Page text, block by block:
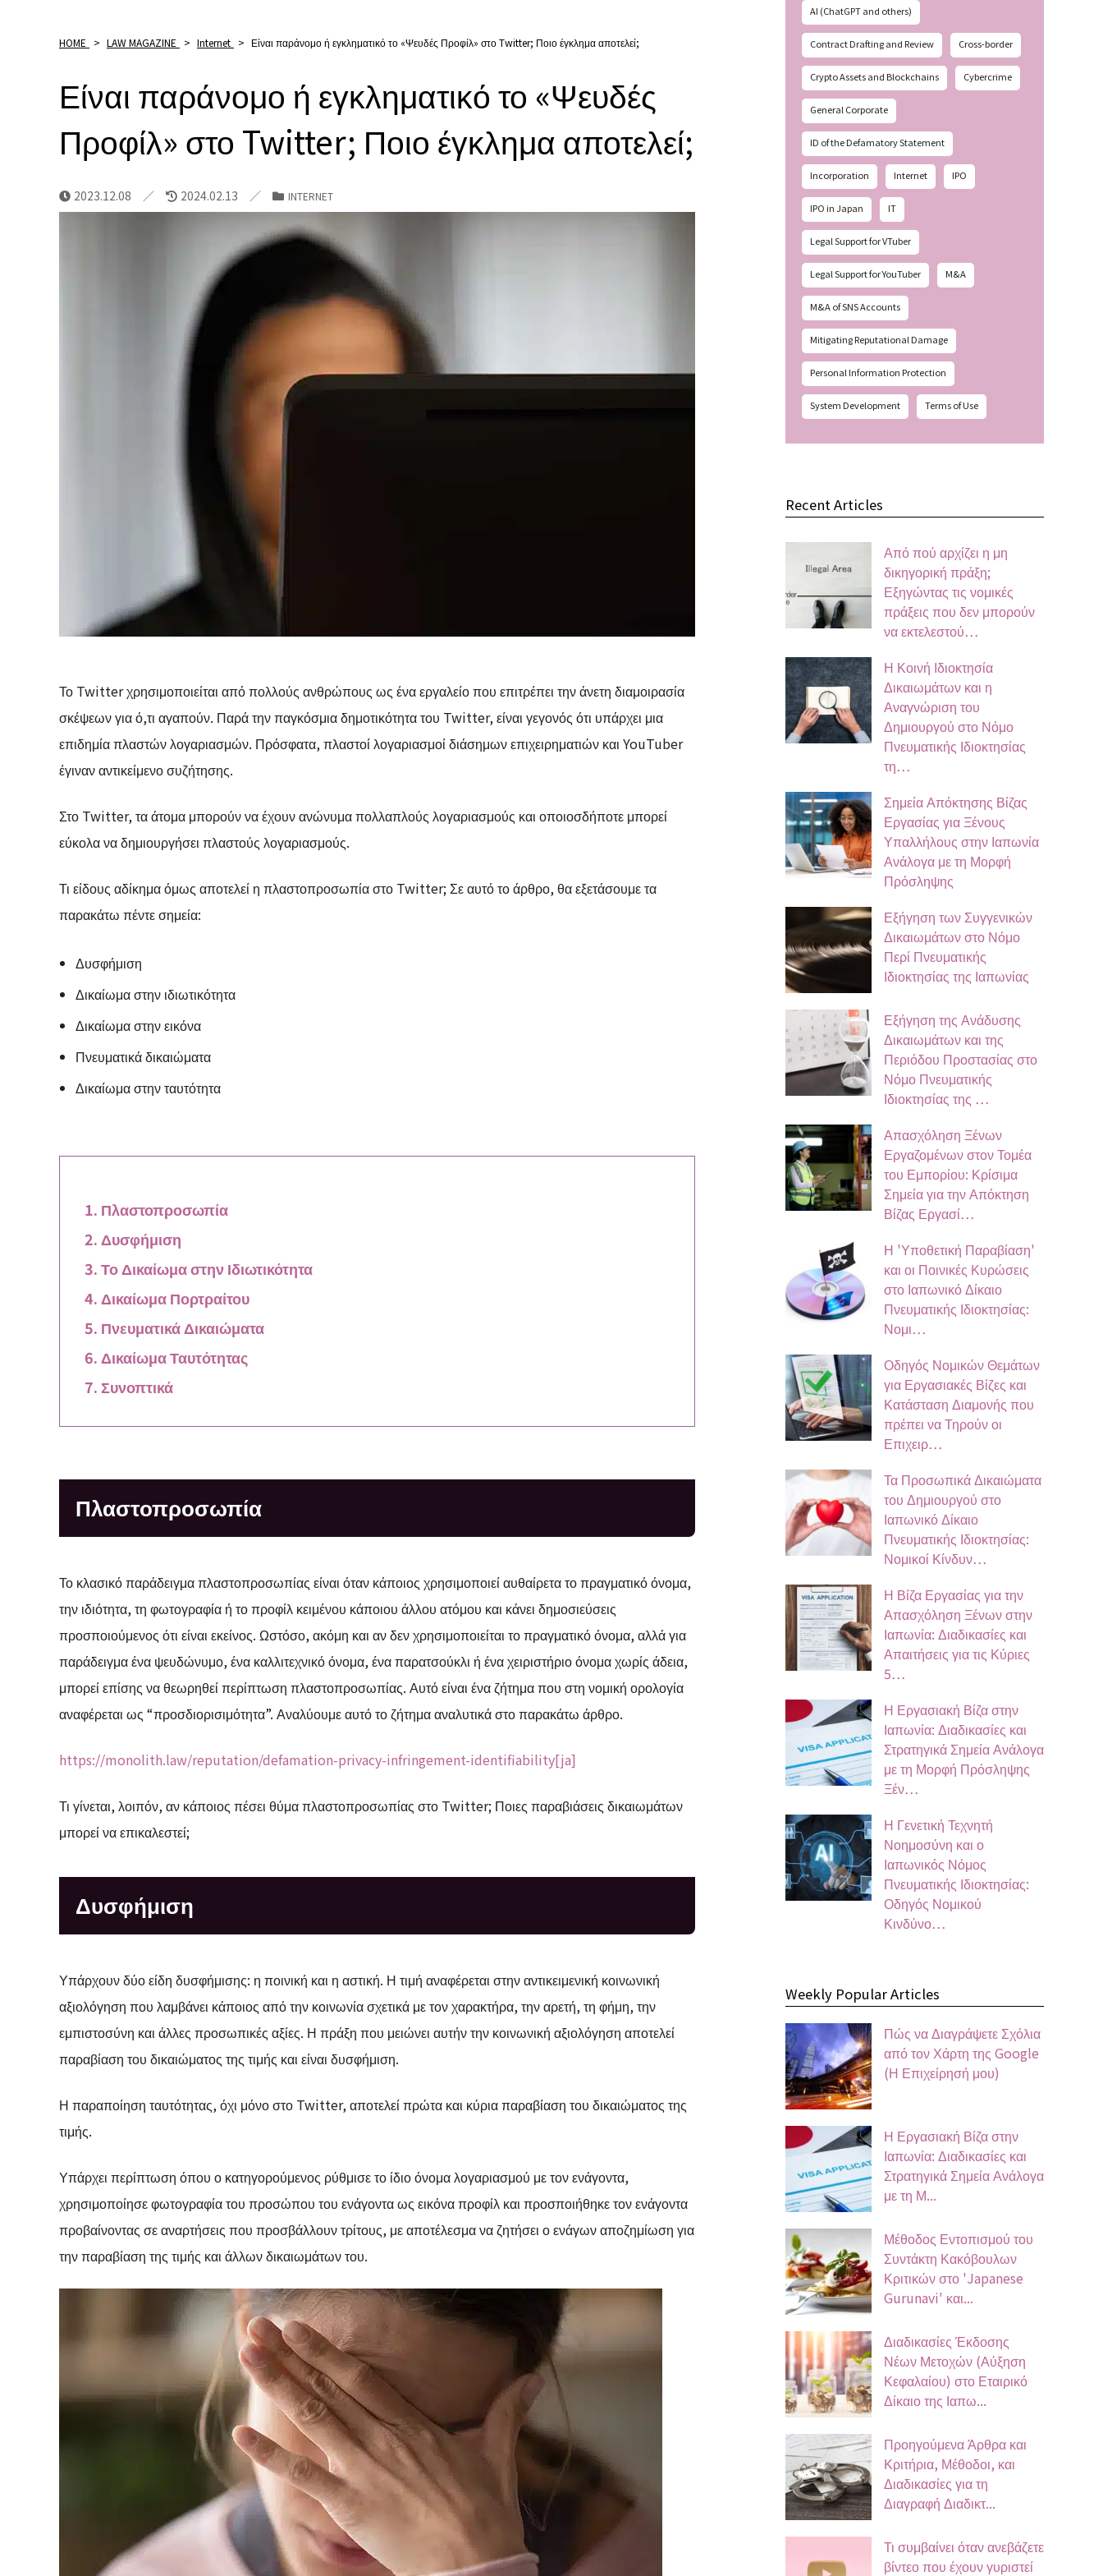
HOME > LAW MAGAZINE > Internet > Είναι παράνομο ή εγκληματικό το «Ψευδές Προφίλ» στο Twitter; Ποιο έγκλημα αποτελεί;
Είναι παράνομο ή εγκληματικό το «Ψευδές
Προφίλ» στο Twitter; Ποιο έγκλημα αποτελεί;
2023.12.08 2024.02.13 INTERNET
Το Twitter χρησιμοποιείται από πολλούς ανθρώπους ως ένα εργαλείο που επιτρέπει την άνετη διαμοιρασία
σκέψεων για ό,τι αγαπούν. Παρά την παγκόσμια δημοτικότητα του Twitter, είναι γεγονός ότι υπάρχει μια
επιδημία πλαστών λογαριασμών. Πρόσφατα, πλαστοί λογαριασμοί διάσημων επιχειρηματιών και YouTuber
έγιναν αντικείμενο συζήτησης.
Στο Twitter, τα άτομα μπορούν να έχουν ανώνυμα πολλαπλούς λογαριασμούς και οποιοσδήποτε μπορεί
εύκολα να δημιουργήσει πλαστούς λογαριασμούς.
Τι είδους αδίκημα όμως αποτελεί η πλαστοπροσωπία στο Twitter; Σε αυτό το άρθρο, θα εξετάσουμε τα
παρακάτω πέντε σημεία:
Δυσφήμιση
Δικαίωμα στην ιδιωτικότητα
Δικαίωμα στην εικόνα
Πνευματικά δικαιώματα
Δικαίωμα στην ταυτότητα
Πλαστοπροσωπία
Δυσφήμιση
Το Δικαίωμα στην Ιδιωτικότητα
Δικαίωμα Πορτραίτου
Πνευματικά Δικαιώματα
Δικαίωμα Ταυτότητας
Συνοπτικά
Πλαστοπροσωπία
Το κλασικό παράδειγμα πλαστοπροσωπίας είναι όταν κάποιος χρησιμοποιεί αυθαίρετα το πραγματικό όνομα,
την ιδιότητα, τη φωτογραφία ή το προφίλ κειμένου κάποιου άλλου ατόμου και κάνει δημοσιεύσεις
προσποιούμενος ότι είναι εκείνος. Ωστόσο, ακόμη και αν δεν χρησιμοποιείται το πραγματικό όνομα, αλλά για
παράδειγμα ένα ψευδώνυμο, ένα καλλιτεχνικό όνομα, ένα παρατσούκλι ή ένα χειριστήριο όνομα χωρίς άδεια,
μπορεί επίσης να θεωρηθεί περίπτωση πλαστοπροσωπίας. Αυτό είναι ένα ζήτημα που στη νομική ορολογία
αναφέρεται ως “προσδιορισιμότητα”. Αναλύουμε αυτό το ζήτημα αναλυτικά στο παρακάτω άρθρο.
https://monolith.law/reputation/defamation-privacy-infringement-identifiability[ja]
Τι γίνεται, λοιπόν, αν κάποιος πέσει θύμα πλαστοπροσωπίας στο Twitter; Ποιες παραβιάσεις δικαιωμάτων
μπορεί να επικαλεστεί;
Δυσφήμιση
Υπάρχουν δύο είδη δυσφήμισης: η ποινική και η αστική. Η τιμή αναφέρεται στην αντικειμενική κοινωνική
αξιολόγηση που λαμβάνει κάποιος από την κοινωνία σχετικά με τον χαρακτήρα, την αρετή, τη φήμη, την
εμπιστοσύνη και άλλες προσωπικές αξίες. Η πράξη που μειώνει αυτήν την κοινωνική αξιολόγηση αποτελεί
παραβίαση του δικαιώματος της τιμής και είναι δυσφήμιση.
Η παραποίηση ταυτότητας, όχι μόνο στο Twitter, αποτελεί πρώτα και κύρια παραβίαση του δικαιώματος της
τιμής.
Υπάρχει περίπτωση όπου ο κατηγορούμενος ρύθμισε το ίδιο όνομα λογαριασμού με τον ενάγοντα,
χρησιμοποίησε φωτογραφία του προσώπου του ενάγοντα ως εικόνα προφίλ και προσποιήθηκε τον ενάγοντα
προβαίνοντας σε αναρτήσεις που προσβάλλουν τρίτους, με αποτέλεσμα να ζητήσει ο ενάγων αποζημίωση για
την παραβίαση της τιμής και άλλων δικαιωμάτων του.
AI (ChatGPT and others)
Contract Drafting and Review Cross-border
Crypto Assets and Blockchains Cybercrime
General Corporate
ID of the Defamatory Statement
Incorporation Internet IPO
IPO in Japan IT
Legal Support for VTuber
Legal Support for YouTuber M&A
M&A of SNS Accounts
Mitigating Reputational Damage
Personal Information Protection
System Development Terms of Use
Recent Articles
Από πού αρχίζει η μη
δικηγορική πράξη;
Εξηγώντας τις νομικές
πράξεις που δεν μπορούν
να εκτελεστού…
Η Κοινή Ιδιοκτησία
Δικαιωμάτων και η
Αναγνώριση του
Δημιουργού στο Νόμο
Πνευματικής Ιδιοκτησίας
τη…
Σημεία Απόκτησης Βίζας
Εργασίας για Ξένους
Υπαλλήλους στην Ιαπωνία
Ανάλογα με τη Μορφή
Πρόσληψης
Εξήγηση των Συγγενικών
Δικαιωμάτων στο Νόμο
Περί Πνευματικής
Ιδιοκτησίας της Ιαπωνίας
Εξήγηση της Ανάδυσης
Δικαιωμάτων και της
Περιόδου Προστασίας στο
Νόμο Πνευματικής
Ιδιοκτησίας της …
Απασχόληση Ξένων
Εργαζομένων στον Τομέα
του Εμπορίου: Κρίσιμα
Σημεία για την Απόκτηση
Βίζας Εργασί…
Η 'Υποθετική Παραβίαση'
και οι Ποινικές Κυρώσεις
στο Ιαπωνικό Δίκαιο
Πνευματικής Ιδιοκτησίας:
Νομι…
Οδηγός Νομικών Θεμάτων
για Εργασιακές Βίζες και
Κατάσταση Διαμονής που
πρέπει να Τηρούν οι
Επιχειρ…
Τα Προσωπικά Δικαιώματα
του Δημιουργού στο
Ιαπωνικό Δίκαιο
Πνευματικής Ιδιοκτησίας:
Νομικοί Κίνδυν…
Η Βίζα Εργασίας για την
Απασχόληση Ξένων στην
Ιαπωνία: Διαδικασίες και
Απαιτήσεις για τις Κύριες
5…
Η Εργασιακή Βίζα στην
Ιαπωνία: Διαδικασίες και
Στρατηγικά Σημεία Ανάλογα
με τη Μορφή Πρόσληψης
Ξέν…
Η Γενετική Τεχνητή
Νοημοσύνη και ο
Ιαπωνικός Νόμος
Πνευματικής Ιδιοκτησίας:
Οδηγός Νομικού
Κινδύνο…
Weekly Popular Articles
Πώς να Διαγράψετε Σχόλια
από τον Χάρτη της Google
(Η Επιχείρησή μου)
Η Εργασιακή Βίζα στην
Ιαπωνία: Διαδικασίες και
Στρατηγικά Σημεία Ανάλογα
με τη Μ...
Μέθοδος Εντοπισμού του
Συντάκτη Κακόβουλων
Κριτικών στο 'Japanese
Gurunavi' και...
Διαδικασίες Έκδοσης
Νέων Μετοχών (Αύξηση
Κεφαλαίου) στο Εταιρικό
Δίκαιο της Ιαπω...
Προηγούμενα Άρθρα και
Κριτήρια, Μέθοδοι, και
Διαδικασίες για τη
Διαγραφή Διαδικτ...
Τι συμβαίνει όταν ανεβάζετε
βίντεο που έχουν γυριστεί